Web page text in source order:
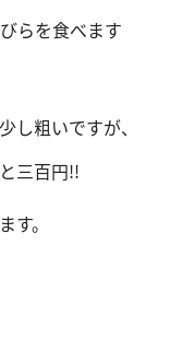
らを食べます
し粗いですが、
三百円!!
。